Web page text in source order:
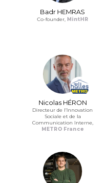
Badr HEMRAS
Co-founder, MintHR
Nicolas HÉRON
Directeur de l’Innovation
Sociale et de la
Communication Interne,
METRO France